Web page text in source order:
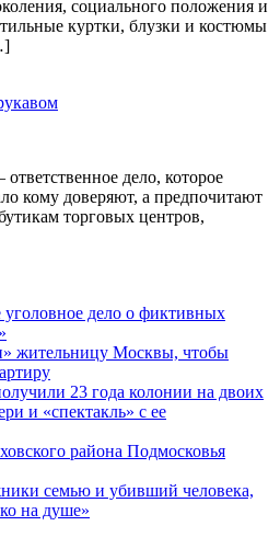
социального положения и
куртки, блузки и костюмы
дело, которое
кому доверяют, а предпочитают
торговых центров,
дело о фиктивных
жительницу Москвы, чтобы
23 года колонии на двоих
и «спектакль» с ее
района Подмосковья
семью и убивший человека,
на душе»